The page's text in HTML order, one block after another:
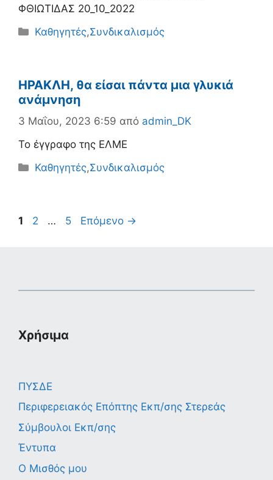
ΦΘΙΩΤΙΔΑΣ 20_10_2022
Κατηγορίες
Καθηγητές,Συνδικαλισμός
ΗΡΑΚΛΗ, θα είσαι πάντα μια γλυκιά
ανάμνηση
3 Μαΐου, 2023 6:59 από admin_DK
Το έγγραφο της ΕΛΜΕ
Κατηγορίες
Καθηγητές,Συνδικαλισμός
Σελίδα
1 Σελίδα
2 … Σελίδα
5 Επόμενο →
Χρήσιμα
ΠΥΣΔΕ
Περιφερειακός Επόπτης Εκπ/σης Στερεάς
Σύμβουλοι Εκπ/σης
Έντυπα
Ο Μισθός μου